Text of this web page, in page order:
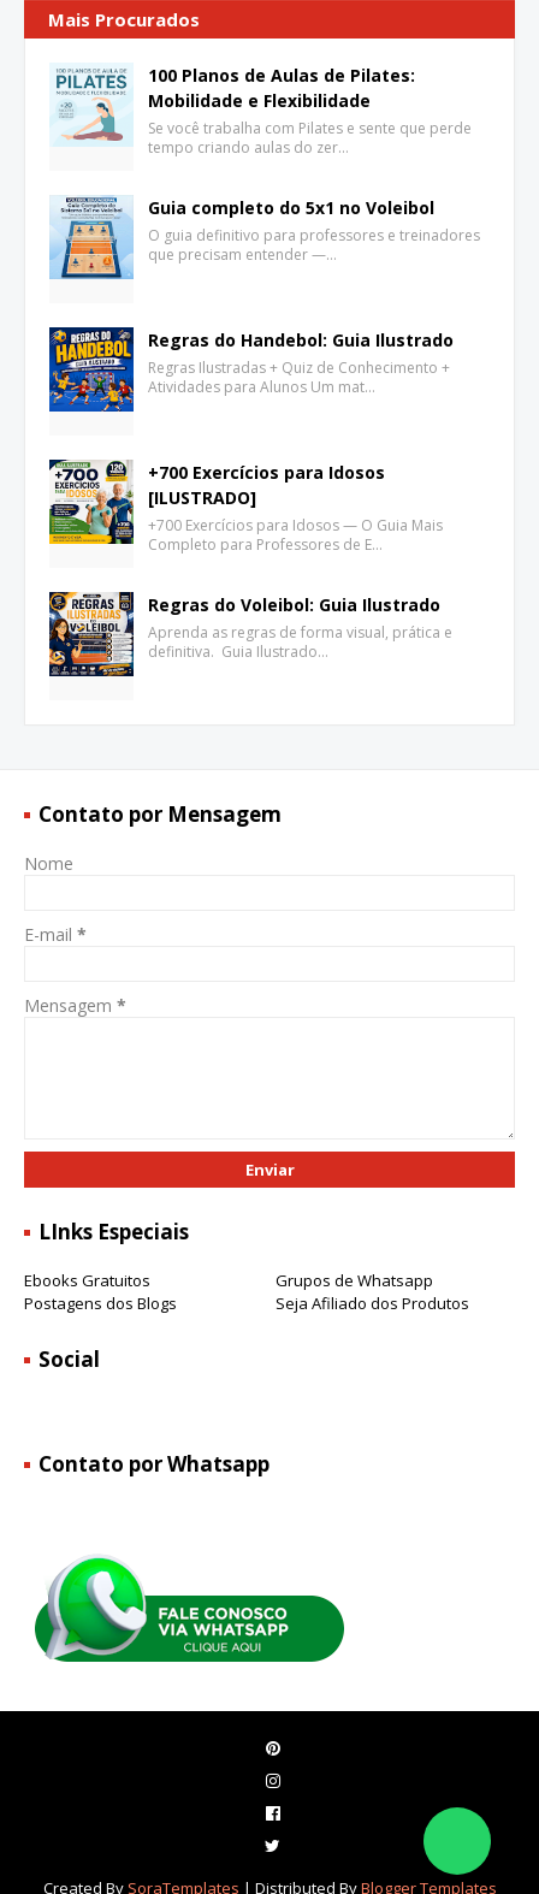
Mais Procurados
100 Planos de Aulas de Pilates:
Mobilidade e Flexibilidade
Se você trabalha com Pilates e sente que perde
tempo criando aulas do zer…
Guia completo do 5x1 no Voleibol
O guia definitivo para professores e treinadores
que precisam entender —…
Regras do Handebol: Guia Ilustrado
Regras Ilustradas + Quiz de Conhecimento +
Atividades para Alunos Um mat…
+700 Exercícios para Idosos
[ILUSTRADO]
+700 Exercícios para Idosos — O Guia Mais
Completo para Professores de E…
Regras do Voleibol: Guia Ilustrado
Aprenda as regras de forma visual, prática e
definitiva. Guia Ilustrado…
Contato por Mensagem
Nome
E-mail *
Mensagem *
LInks Especiais
Ebooks Gratuitos
Grupos de Whatsapp
Postagens dos Blogs
Seja Afiliado dos Produtos
Social
Contato por Whatsapp
Created By SoraTemplates | Distributed ByBlogger Templates